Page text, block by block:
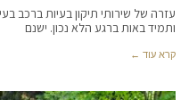
עזרה של שירותי תיקון בעיות ברכב
ותמיד באות ברגע הלא נכון. ישנם
קרא עוד ←